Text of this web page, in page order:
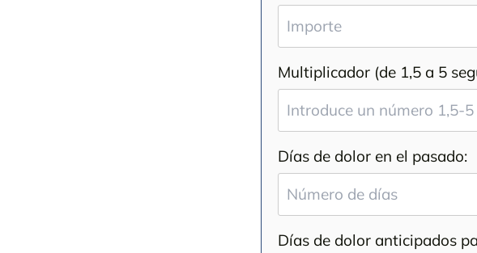
Multiplicador (de 1,5 a 5
Días de dolor en el pasado:
Días de dolor anticipados